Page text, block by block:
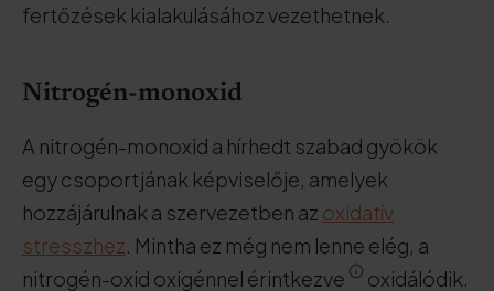
fertőzések kialakulásához vezethetnek.
Nitrogén-monoxid
A nitrogén-monoxid a hírhedt szabad gyökök
egy csoportjának képviselője, amelyek
hozzájárulnak a szervezetben az oxidatív
stresszhez. Mintha ez még nem lenne elég, a
nitrogén-oxid oxigénnel érintkezve
oxidálódik.